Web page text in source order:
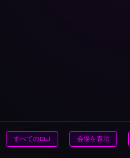
すべてのDJ 会場を表示